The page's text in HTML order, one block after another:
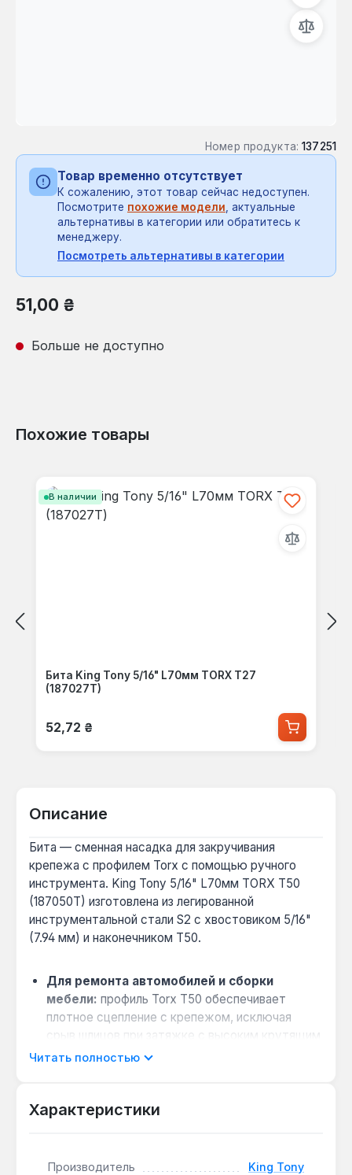
Номер продукта: 137251
Товар временно отсутствует
К сожалению, этот товар сейчас недоступен.
Посмотрите похожие модели, актуальные
альтернативы в категории или обратитесь к
менеджеру.
Посмотреть альтернативы в категории
Обычная цена:
51,00 ₴
Больше не доступно
Похожие товары
В наличии
Бита King Tony 5/16" L70мм TORX Т27
(187027T)
Обычная цена:
52,72 ₴
Описание
Бита — сменная насадка для закручивания
крепежа с профилем Torx с помощью ручного
инструмента. King Tony 5/16" L70мм TORX T50
(187050T) изготовлена из легированной
инструментальной стали S2 с хвостовиком 5/16"
(7.94 мм) и наконечником T50.
Для ремонта автомобилей и сборки
мебели: профиль Torx T50 обеспечивает
плотное сцепление с крепежом, исключая
срыв шлицов при затяжке с высоким крутящим
моментом — подходит для узлов подвески и
длина 70 мм позволяет добраться до крепежа
Защита от коррозии при хранении:
Читать полностью
Характеристики
Производитель King Tony